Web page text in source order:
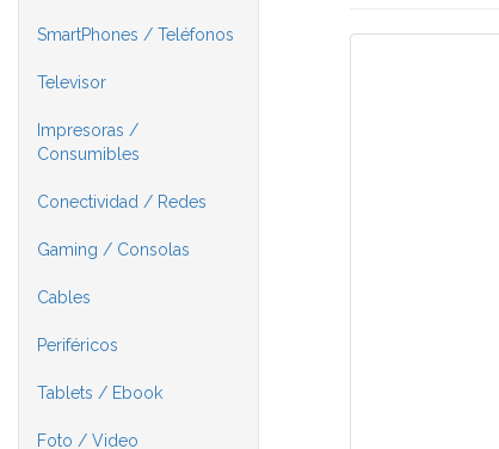
SmartPhones / Teléfonos
Televisor
Impresoras /
Consumibles
Conectividad / Redes
Gaming / Consolas
Cables
Periféricos
Tablets / Ebook
Foto / Video